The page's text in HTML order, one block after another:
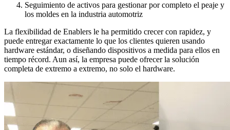
Seguimiento de activos para gestionar por completo el peaje y
los moldes en la industria automotriz
La flexibilidad de Enablers le ha permitido crecer con rapidez, y
puede entregar exactamente lo que los clientes quieren usando
hardware estándar, o diseñando dispositivos a medida para ellos en
tiempo récord. Aun así, la empresa puede ofrecer la solución
completa de extremo a extremo, no solo el hardware.